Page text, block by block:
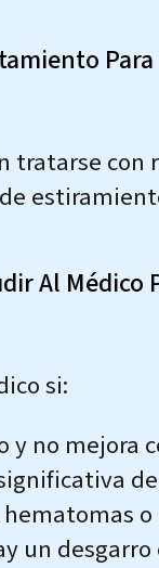
tratarse con
Al
si:
y no mejora
un